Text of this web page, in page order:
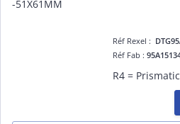
Réf Rexel :
Réf Fab :